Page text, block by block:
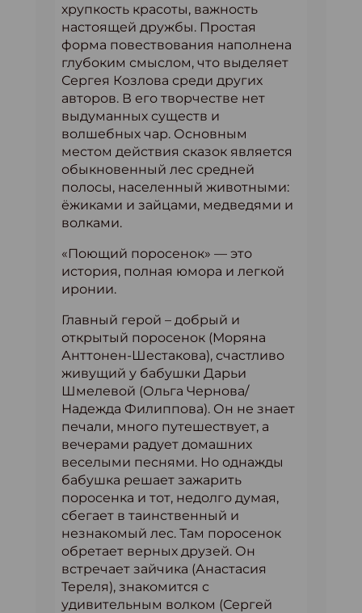
хрупкость красоты, важность
настоящей дружбы. Простая
форма повествования наполнена
глубоким смыслом, что выделяет
Сергея Козлова среди других
авторов. В его творчестве нет
выдуманных существ и
волшебных чар. Основным
местом действия сказок является
обыкновенный лес средней
полосы, населенный животными:
ёжиками и зайцами, медведями и
волками.
«Поющий поросенок» — это
история, полная юмора и легкой
иронии.
Главный герой – добрый и
открытый поросенок (Моряна
Анттонен-Шестакова), счастливо
живущий у бабушки Дарьи
Шмелевой (Ольга Чернова/
Надежда Филиппова). Он не знает
печали, много путешествует, а
вечерами радует домашних
веселыми песнями. Но однажды
бабушка решает зажарить
поросенка и тот, недолго думая,
сбегает в таинственный и
незнакомый лес. Там поросенок
обретает верных друзей. Он
встречает зайчика (Анастасия
Тереля), знакомится с
удивительным волком (Сергей